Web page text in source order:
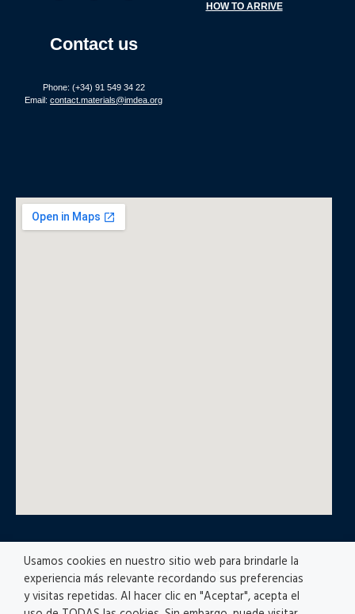
Contact us
Phone: (+34) 91 549 34 22
Email: contact.materials@imdea.org
HOW TO ARRIVE
© All rights reserved
Usamos cookies en nuestro sitio web para brindarle la
experiencia más relevante recordando sus preferencias
y visitas repetidas. Al hacer clic en "Aceptar", acepta el